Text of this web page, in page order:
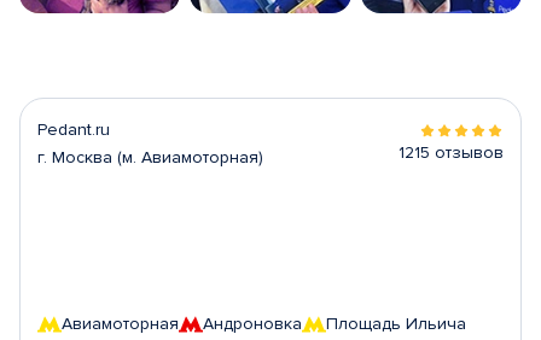
Pedant.ru
г. Москва (м. Авиамоторная)
1215 отзывов
Авиамоторная Андроновка
Площадь Ильича